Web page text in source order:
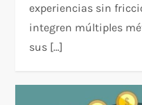
experiencias sin
integren múltiples
sus […]